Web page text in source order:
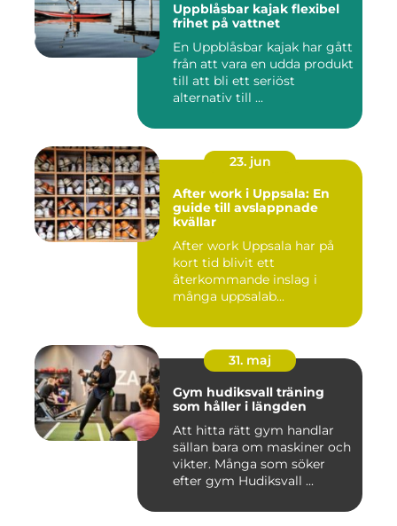
Uppblåsbar kajak flexibel
frihet på vattnet
En Uppblåsbar kajak har gått
från att vara en udda produkt
till att bli ett seriöst
alternativ till ...
23. jun
After work i Uppsala: En
guide till avslappnade
kvällar
After work Uppsala har på
kort tid blivit ett
återkommande inslag i
många uppsalab...
31. maj
Gym hudiksvall träning
som håller i längden
Att hitta rätt gym handlar
sällan bara om maskiner och
vikter. Många som söker
efter gym Hudiksvall ...